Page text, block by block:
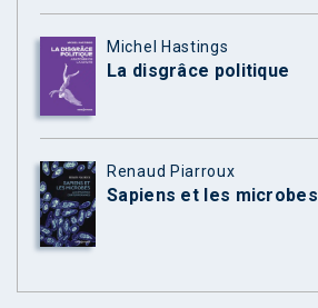
Michel Hastings
La disgrâce politique
Renaud Piarroux
Sapiens et les microbes